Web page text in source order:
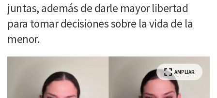
juntas, además de darle mayor libertad
para tomar decisiones sobre la vida de la
menor.
AMPLIAR